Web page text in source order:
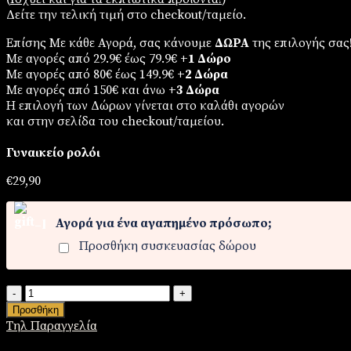
Δείτε την τελική τιμή στο checkout/ταμείο.
Επίσης Με κάθε Αγορά, σας κάνουμε ΔΩΡΑ της επιλογής
Με αγορές από 29.9€ έως 79.9€ +1 Δώρο
Με αγορές από 80€ έως 149.9€ +2 Δώρα
Με αγορές από 150€ και άνω +3 Δώρα
Η επιλογή των Δώρων γίνεται στο καλάθι αγορών
και στην σελίδα του checkout/ταμείου.
Γυναικείο ρολόι
€29,90
Αγορά για ένα αγαπημένο πρόσωπο;
Προσθήκη συσκευασίας δώρου
Γυναικείο
ρολόι
ποσότητα
Προσθήκη
Τηλ Παραγγελία